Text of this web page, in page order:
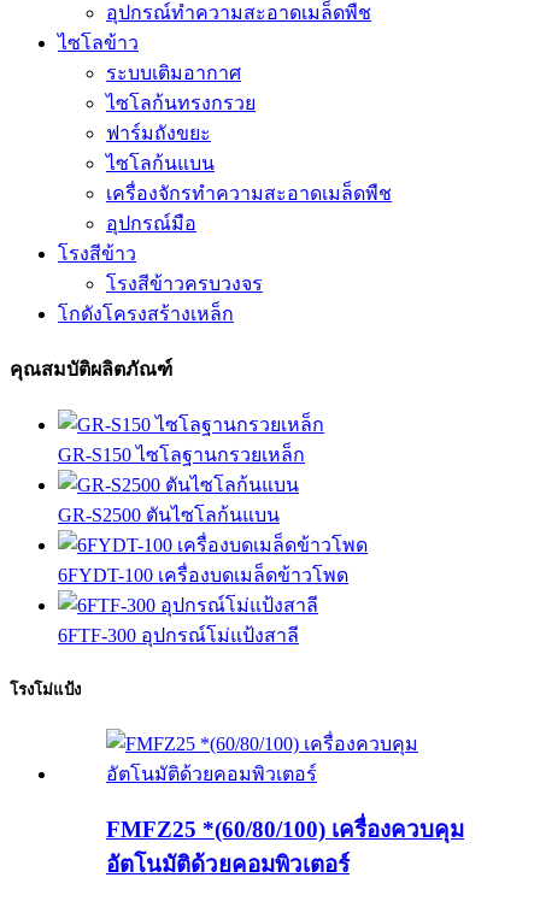
อุปกรณ์ทำความสะอาดเมล็ดพืช
ไซโลข้าว
ระบบเติมอากาศ
ไซโลก้นทรงกรวย
ฟาร์มถังขยะ
ไซโลก้นแบน
เครื่องจักรทำความสะอาดเมล็ดพืช
อุปกรณ์มือ
โรงสีข้าว
โรงสีข้าวครบวงจร
โกดังโครงสร้างเหล็ก
คุณสมบัติผลิตภัณฑ์
GR-S150 ไซโลฐานกรวยเหล็ก
GR-S2500 ตันไซโลก้นแบน
6FYDT-100 เครื่องบดเมล็ดข้าวโพด
6FTF-300 อุปกรณ์โม่แป้งสาลี
โรงโม่แป้ง
FMFZ25 *(60/80/100) เครื่องควบคุม
อัตโนมัติด้วยคอมพิวเตอร์